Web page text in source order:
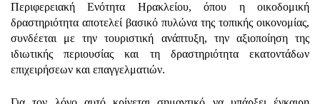
Περιφερειακή Ενότητα Ηρακλείου, όπου η οικοδομική
δραστηριότητα αποτελεί βασικό πυλώνα της τοπικής οικονομίας,
συνδέεται με την τουριστική ανάπτυξη, την αξιοποίηση της
ιδιωτικής περιουσίας και τη δραστηριότητα εκατοντάδων
επιχειρήσεων και επαγγελματιών.